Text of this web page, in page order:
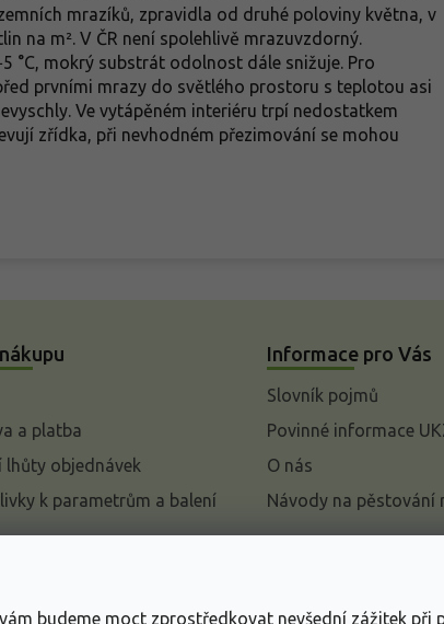
budeme moct zprostředkovat nevšední zážitek při
mrazíků, zpravidla od druhé poloviny května, v
na m². V ČR není spolehlivě mrazuvzdorný.
°C, mokrý substrát odolnost dále snižuje. Pro
prvními mrazy do světlého prostoru s teplotou asi
Ve vytápěném interiéru trpí nedostatkem
zřídka, při nevhodném přezimování se mohou
a platba
lhůty objednávek
k parametrům a balení
Informace pro Vás
Slovník pojmů
Povinné informace
O nás
Návody na pěstování